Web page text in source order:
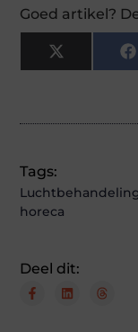
Goed artikel?
X
(Twitter)
Tags:
horeca
Deel dit: